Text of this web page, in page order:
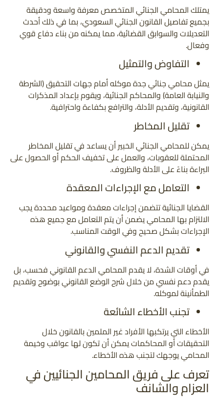
يمتلك المحامي الجنائي المتخصص معرفة واسعة ودقيقة
بجميع تفاصيل القانون الجنائي السعودي، بما في ذلك أحدث
التعديلات والسوابق القضائية، مما يمكنه من بناء دفاع قوي
وفعال.
التفاوض والتمثيل
يمثل محامي جنائي جدة موكله أمام جهات التحقيق (الشرطة
والنيابة العامة) والمحاكم الجنائية، ويقوم بإعداد المذكرات
القانونية، وتقديم الأدلة، والترافع بكفاءة واحترافية.
تقليل المخاطر
يمكن للمحامي الجنائي الخبير أن يساعد في تقليل المخاطر
المحتملة للعقوبات، والعمل على تخفيف الحكم أو الحصول على
البراءة بناءً على الأدلة والظروف.
التعامل مع الإجراءات المعقدة
القضايا الجنائية تتضمن إجراءات معقدة ومواعيد محددة يجب
الالتزام بها المحامي يضمن أن يتم التعامل مع جميع هذه
الإجراءات بشكل صحيح وفي الوقت المناسب.
تقديم الدعم النفسي والقانوني
في أوقات الشدة، لا يقدم المحامي الدعم القانوني فحسب، بل
يقدم دعم نفسي من خلال شرح الوضع القانوني بوضوح وتقديم
الطمأنينة لموكله.
تجنب الأخطاء الشائعة
الأخطاء التي يرتكبها الأفراد غير الملمين بالقانون خلال
التحقيقات أو المحاكمات يمكن أن تكون لها عواقب وخيمة
المحامي يوجهك لتجنب هذه الأخطاء.
تعرف على فريق المحامين الجنائيين في
العزام والشانف